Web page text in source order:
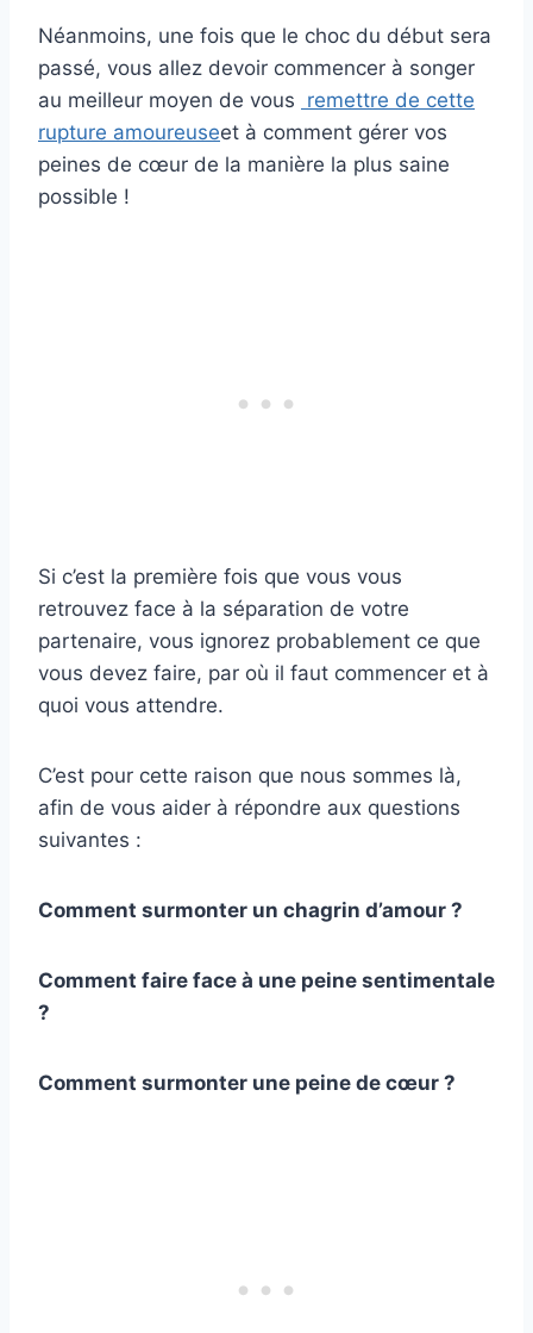
Néanmoins, une fois que le choc du début sera
passé, vous allez devoir commencer à songer
au meilleur moyen de vous remettre de cette
rupture amoureuseet à comment gérer vos
peines de cœur de la manière la plus saine
possible !
Si c’est la première fois que vous vous
retrouvez face à la séparation de votre
partenaire, vous ignorez probablement ce que
vous devez faire, par où il faut commencer et à
quoi vous attendre.
C’est pour cette raison que nous sommes là,
afin de vous aider à répondre aux questions
suivantes :
Comment surmonter un chagrin d’amour ?
Comment faire face à une peine sentimentale
?
Comment surmonter une peine de cœur ?